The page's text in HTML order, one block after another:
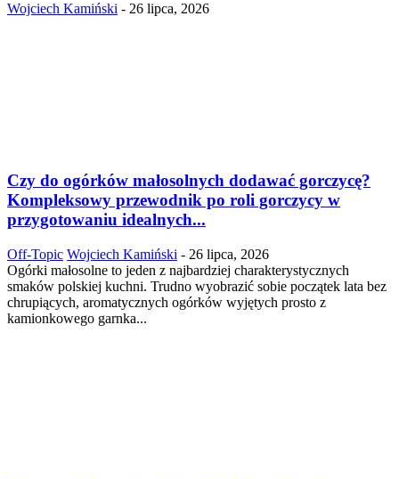
Wojciech Kamiński - 26 lipca, 2026
Czy do ogórków małosolnych dodawać gorczycę?
Kompleksowy przewodnik po roli gorczycy w
przygotowaniu idealnych...
Off-Topic Wojciech Kamiński - 26 lipca, 2026
Ogórki małosolne to jeden z najbardziej charakterystycznych
smaków polskiej kuchni. Trudno wyobrazić sobie początek lata bez
chrupiących, aromatycznych ogórków wyjętych prosto z
kamionkowego garnka...